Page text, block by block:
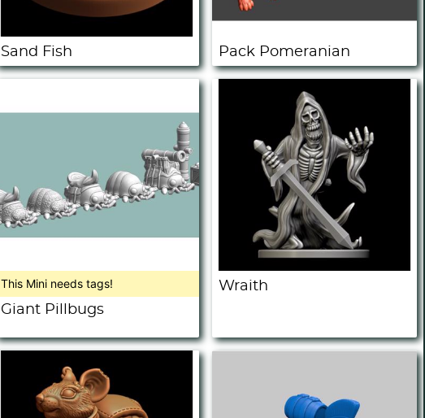
Sand Fish Pack Pomeranian
This Mini needs tags!
Giant Pillbugs
Wraith